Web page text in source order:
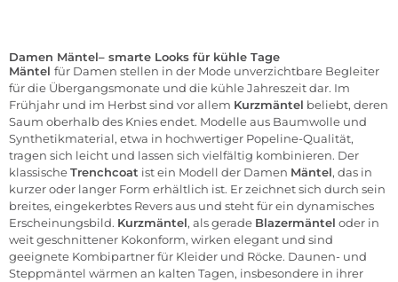
Damen Mäntel– smarte Looks für kühle Tage
Mäntel für Damen stellen in der Mode unverzichtbare Begleiter
für die Übergangsmonate und die kühle Jahreszeit dar. Im
Frühjahr und im Herbst sind vor allem Kurzmäntel beliebt, deren
Saum oberhalb des Knies endet. Modelle aus Baumwolle und
Synthetikmaterial, etwa in hochwertiger Popeline-Qualität,
tragen sich leicht und lassen sich vielfältig kombinieren. Der
klassischeTrenchcoat ist ein Modell der Damen Mäntel, das in
kurzer oder langer Form erhältlich ist. Er zeichnet sich durch sein
breites, eingekerbtes Revers aus und steht für ein dynamisches
Erscheinungsbild. Kurzmäntel, als gerade Blazermäntel oder in
weit geschnittener Kokonform, wirken elegant und sind
geeignete Kombipartner für Kleider und Röcke. Daunen- und
Steppmäntel wärmen an kalten Tagen, insbesondere in ihrer